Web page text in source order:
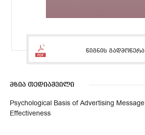
წიგნის გადმოწერა
მზია თედიაშვილი
Psychological Basis of Advertising Message
Effectiveness